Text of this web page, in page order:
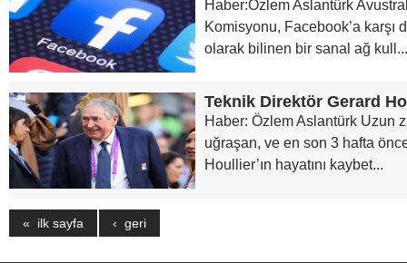
Haber:Özlem Aslantürk
Komisyonu, Facebook’a karşı
olarak bilinen bir sanal ağ kull...
Teknik Direktör Gerard
Haber: Özlem Aslantürk Uzun
uğraşan, ve en son 3 hafta
Houllier’ın hayatını kaybet...
« ilk sayfa ‹ geri